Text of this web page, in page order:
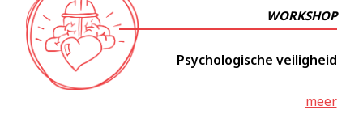
WORKSHOP
Psychologische veiligheid
meer